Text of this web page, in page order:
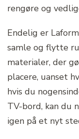
rengøre og
Endelig er
samle og flytte
materialer, der
placere, uanset
hvis du
TV-bord, kan du
igen på et nyt